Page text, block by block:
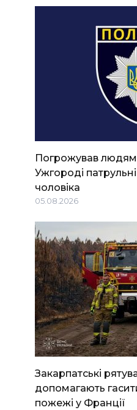
Погрожував
Ужгороді
чоловіка
05.08.2026
Закарпатські
допомагають
пожежі у Франції